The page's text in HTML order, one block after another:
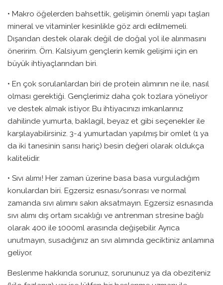
• Makro öğelerden bahsettik, gelişimin önemli yapı taşları
mineral ve vitaminler kesinlikle göz ardı edilmemeli.
Dışarıdan destek olarak değil de doğal yol ile alınmasını
öneririm. Örn. Kalsiyum gençlerin kemik gelişimi için en
büyük ihtiyaçlarından biri.
• En çok sorulanlardan biri de protein alımının ne ile, nasıl
olması gerektiği. Gençlerimiz daha çok tozlara yöneliyor
ve destek almak istiyor. Bu ihtiyacınızı imkanlarınız
dahilinde yumurta, baklagil, beyaz et gibi seçenekler ile
karşılayabilirsiniz. 3-4 yumurtadan yapılmış bir omlet (1 ya
da iki tanesinin sarısı hariç) besin değeri olarak oldukça
kalitelidir.
• Sıvı alımı! Her zaman üzerine basa basa vurguladığım
konulardan biri. Egzersiz esnası/sonrası ve normal
zamanda sıvı alımını sakın aksatmayın. Egzersiz esnasında
sıvı alımı dış ortam sıcaklığı ve antrenman stresine bağlı
olarak 400 ile 1000ml arasında değişebilir. Ayrıca
unutmayın, susadığınız an sıvı alımında geciktiniz anlamına
geliyor.
Beslenme hakkında sorunuz, sorununuz ya da obeziteniz